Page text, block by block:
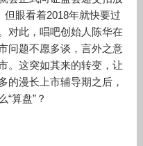
眼看着2018年就快要过
对此，唱吧创始人陈华在
问题不愿多谈，言外之意
。这突如其来的转变，让
的漫长上市辅导期之后，
算盘”？